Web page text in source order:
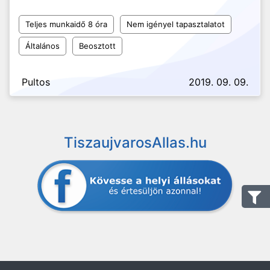
Teljes munkaidő 8 óra Nem igényel tapasztalatot
Általános Beosztott
Pultos 2019. 09. 09.
TiszaujvarosAllas.hu